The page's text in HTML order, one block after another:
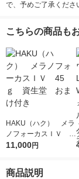
で、予めご了承くださ
こちらの商品も
HAKU（ハク） メラ
ノフォーカスＩＶ 4
5ｇ 資生堂 おまけ
11,000円
商品説明